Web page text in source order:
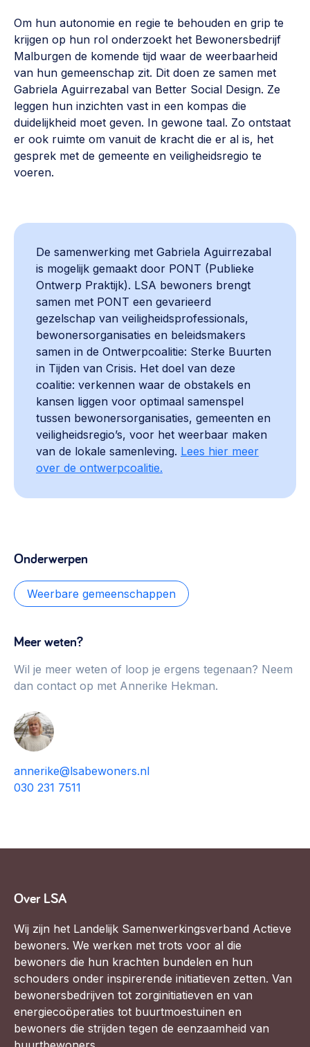
Om hun autonomie en regie te behouden en grip te
krijgen op hun rol onderzoekt het Bewonersbedrijf
Malburgen de komende tijd waar de weerbaarheid
van hun gemeenschap zit. Dit doen ze samen met
Gabriela Aguirrezabal van Better Social Design. Ze
leggen hun inzichten vast in een kompas die
duidelijkheid moet geven. In gewone taal. Zo ontstaat
er ook ruimte om vanuit de kracht die er al is, het
gesprek met de gemeente en veiligheidsregio te
voeren.
De samenwerking met Gabriela Aguirrezabal
is mogelijk gemaakt door PONT (Publieke
Ontwerp Praktijk). LSA bewoners brengt
samen met PONT een gevarieerd
gezelschap van veiligheidsprofessionals,
bewonersorganisaties en beleidsmakers
samen in de Ontwerpcoalitie: Sterke Buurten
in Tijden van Crisis. Het doel van deze
coalitie: verkennen waar de obstakels en
kansen liggen voor optimaal samenspel
tussen bewonersorganisaties, gemeenten en
veiligheidsregio’s, voor het weerbaar maken
van de lokale samenleving. Lees hier meer
over de ontwerpcoalitie.
Onderwerpen
Weerbare gemeenschappen
Meer weten?
Wil je meer weten of loop je ergens tegenaan? Neem
dan contact op met Annerike Hekman.
annerike@lsabewoners.nl
030 231 7511
Over LSA
Wij zijn het Landelijk Samenwerkingsverband Actieve
bewoners. We werken met trots voor al die
bewoners die hun krachten bundelen en hun
schouders onder inspirerende initiatieven zetten. Van
bewonersbedrijven tot zorginitiatieven en van
energiecoöperaties tot buurtmoestuinen en
bewoners die strijden tegen de eenzaamheid van